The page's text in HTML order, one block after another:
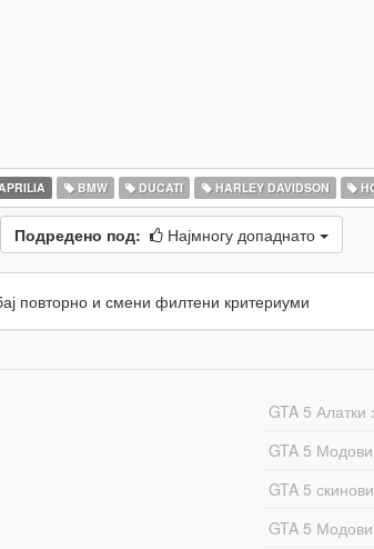
BMW DUCATI HARLEY DAVIDSON
Подредено под: Најмногу допаднато
повторно и смени филтени критериуми
GTA 5
GTA 5
GTA 5
GTA 5 Модови